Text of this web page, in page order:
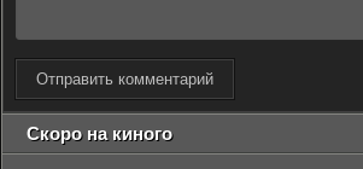
Отправить комментарий
Скоро на киного